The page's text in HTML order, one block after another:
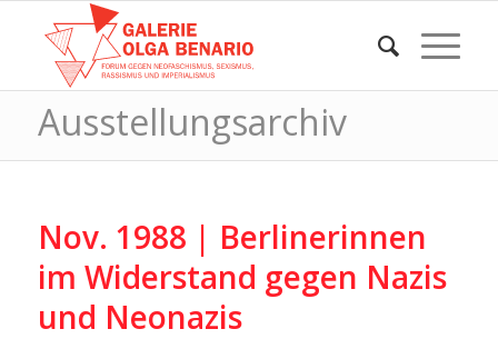
Ausstellungsarchiv
Nov. 1988 | Berlinerinnen
im Widerstand gegen Nazis
und Neonazis